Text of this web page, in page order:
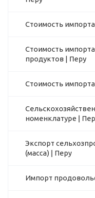
Стоимость
Стоимость
продуктов | Перу
Стоимость
номенклатуре |
Экспорт
(масса) | Перу
Импорт